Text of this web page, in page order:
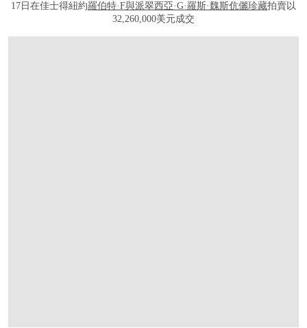
17日在佳士得紐約羅伯特·F與派翠西亞·G·羅斯·魏斯伉儷珍藏拍賣以
32,260,000美元成交